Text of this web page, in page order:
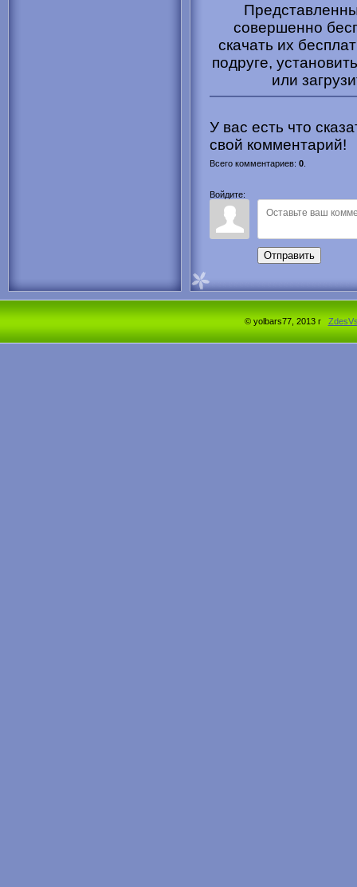
совершенно
скачать их
подруге,
или
У вас есть что
свой комментарий!
Всего комментариев: 0
Войдите:
Отправить
© yolbars77, 2013 г